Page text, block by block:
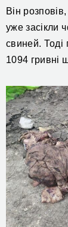
Він
уже засікли
свиней. Тоді
1094 гривні